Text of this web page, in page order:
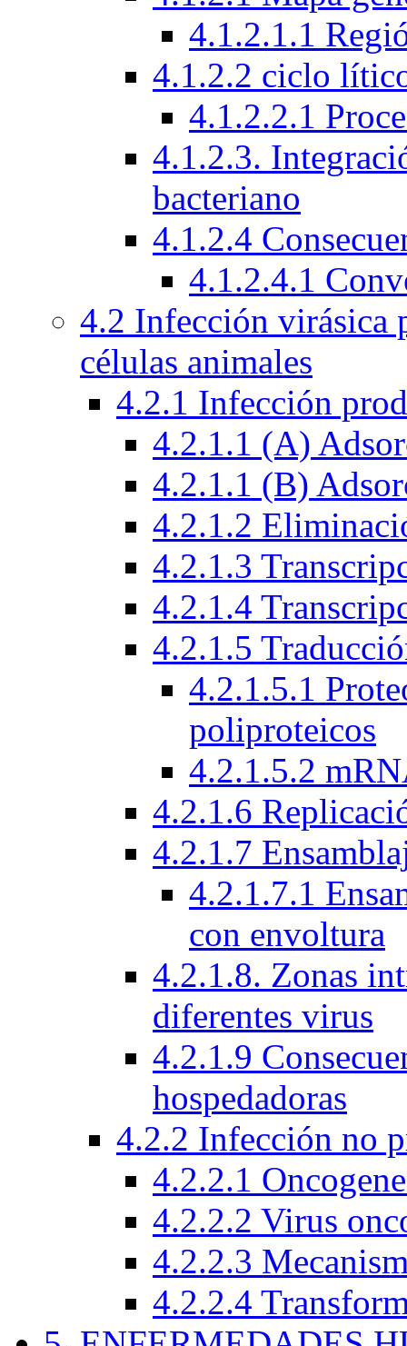
4.1.2.1.1
4.1.2.2 ciclo
4.1.2.2.1
4.1.2.3.
bacteriano
4.1.2.4
4.1.2.4.1
4.2 Infección virásica
células animales
4.2.1 Infección
4.2.1.1 (A)
4.2.1.1 (B)
4.2.1.2
4.2.1.3
4.2.1.4
4.2.1.5
4.2.1.5.1
poliproteicos
4.2.1.5.2
4.2.1.6
4.2.1.7
4.2.1.7.1
con envoltura
4.2.1.8. Zonas
diferentes virus
4.2.1.9
hospedadoras
4.2.2 Infección no
4.2.2.1
4.2.2.2 Virus
4.2.2.3
4.2.2.4